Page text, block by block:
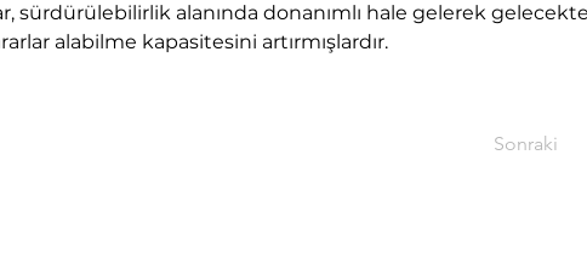
sürdürülebilirlik alanında donanımlı hale gelerek gelecekte
alabilme kapasitesini artırmışlardır.
Sonraki